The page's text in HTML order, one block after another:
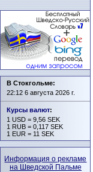
В Стокгольме:
22:12 6 августа 2026 г.
Курсы валют:
1 USD = 9,56 SEK
1 RUB = 0,117 SEK
1 EUR = 11 SEK
Информация о рекламе
на Шведской Пальме